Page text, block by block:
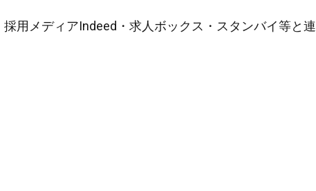
採用メディアIndeed・求人ボックス・スタンバイ等と